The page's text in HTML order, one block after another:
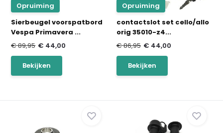
Opruiming
Sierbeugel voorspatbord
Vespa Primavera ...
€ 89,95 € 44,00
Bekijken
Opruiming
contactslot set cello/allo
orig 35010-z4...
€ 86,95 € 44,00
Bekijken